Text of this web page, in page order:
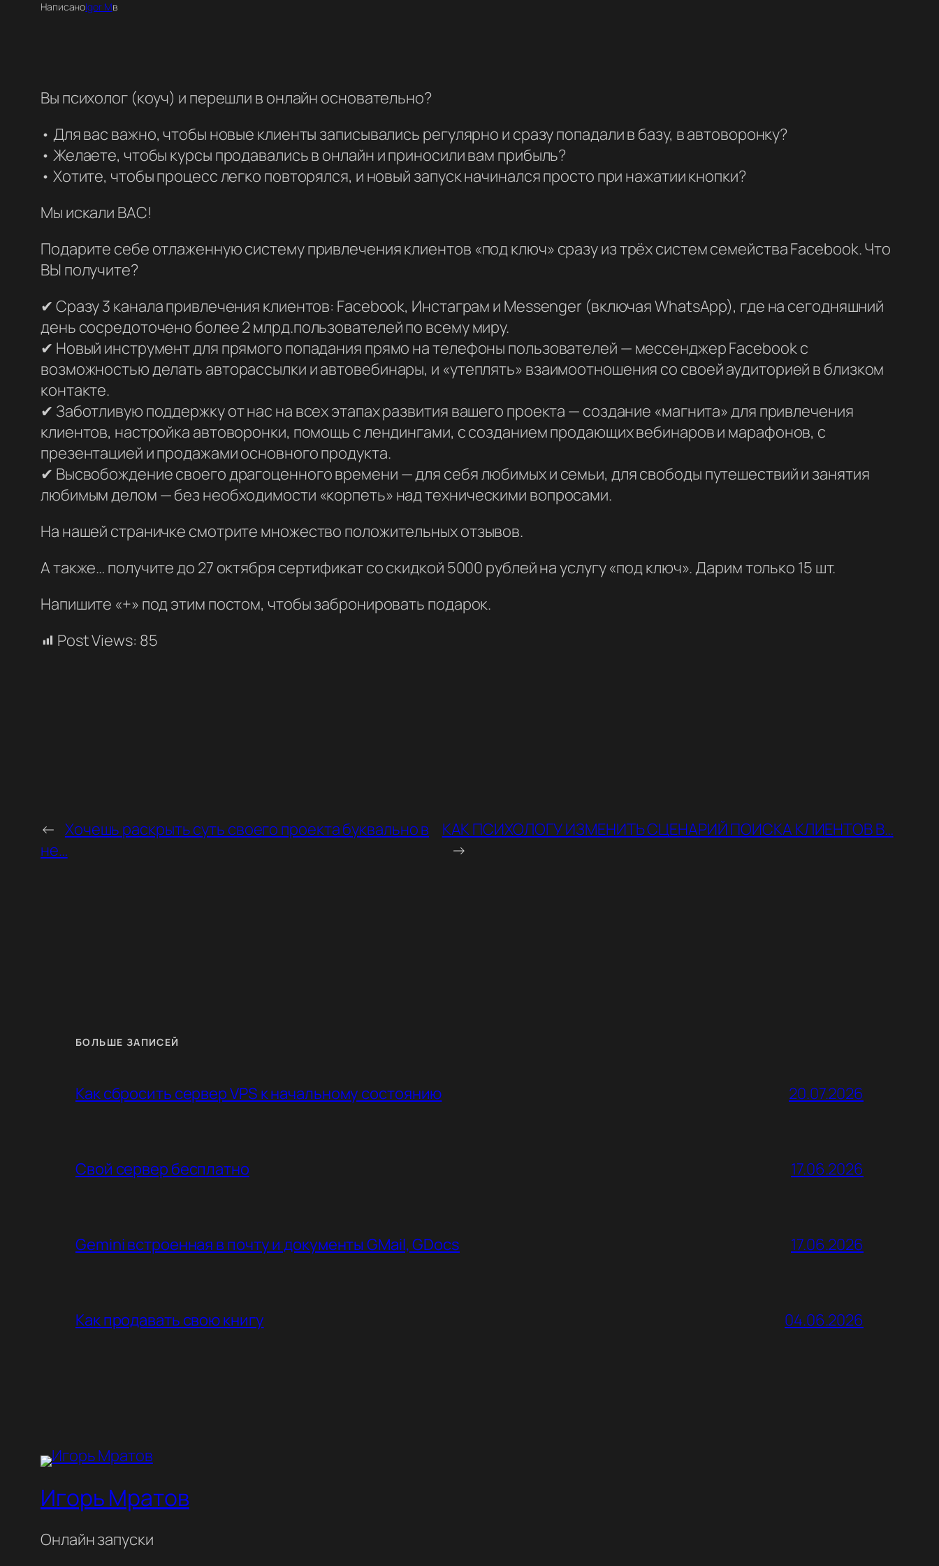
НаписаноIgor Mв
Вы психолог (коуч) и перешли в онлайн основательно?
• Для вас важно, чтобы новые клиенты записывались регулярно и сразу попадали в базу, в автоворонку?
• Желаете, чтобы курсы продавались в онлайн и приносили вам прибыль?
• Хотите, чтобы процесс легко повторялся, и новый запуск начинался просто при нажатии кнопки?
Мы искали ВАС!
Подарите себе отлаженную систему привлечения клиентов «под ключ» сразу из трёх систем семейства Facebook. Что
ВЫ получите?
✔ Сразу 3 канала привлечения клиентов: Facebook, Инстаграм и Messenger (включая WhatsApp), где на сегодняшний
день сосредоточено более 2 млрд.пользователей по всему миру.
✔ Новый инструмент для прямого попадания прямо на телефоны пользователей — мессенджер Facebook с
возможностью делать авторассылки и автовебинары, и «утеплять» взаимоотношения со своей аудиторией в близком
контакте.
✔ Заботливую поддержку от нас на всех этапах развития вашего проекта — создание «магнита» для привлечения
клиентов, настройка автоворонки, помощь с лендингами, с созданием продающих вебинаров и марафонов, с
презентацией и продажами основного продукта.
✔ Высвобождение своего драгоценного времени — для себя любимых и семьи, для свободы путешествий и занятия
любимым делом — без необходимости «корпеть» над техническими вопросами.
На нашей страничке смотрите множество положительных отзывов.
А также… получите до 27 октября сертификат со скидкой 5000 рублей на услугу «под ключ». Дарим только 15 шт.
Напишите «+» под этим постом, чтобы забронировать подарок.
Post Views: 85
← Хочешь раскрыть суть своего проекта буквально в
не…
КАК ПСИХОЛОГУ ИЗМЕНИТЬ СЦЕНАРИЙ ПОИСКА КЛИЕНТОВ В…
→
БОЛЬШЕ ЗАПИСЕЙ
Как сбросить сервер VPS к начальному состоянию 20.07.2026
Свой сервер бесплатно 17.06.2026
Gemini встроенная в почту и документы GMail, GDocs 17.06.2026
Как продавать свою книгу 04.06.2026
Игорь Мратов
Онлайн запуски